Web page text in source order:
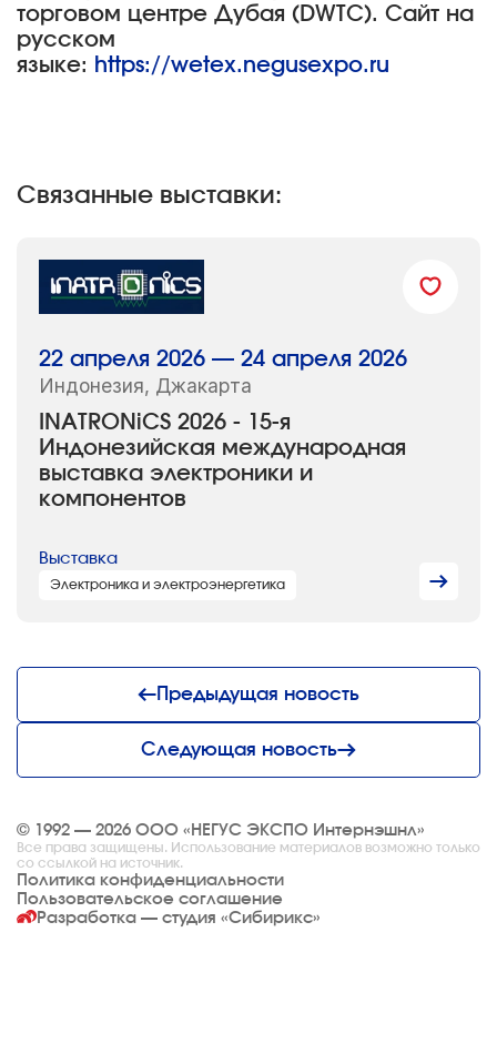
торговом центре Дубая (DWTC). Сайт на
русском
языке: https://wetex.negusexpo.ru
Связанные выставки:
INATRONiCS 2026 - 15-я
Индонезийская международная
выставка электроники и
компонентов
22 апреля 2026 — 24 апреля 2026
Индонезия, Джакарта
Выставка
Электроника и электроэнергетика
Предыдущая новость
Следующая новость
© 1992 — 2026 ООО «НЕГУС ЭКСПО Интернэшнл»
Все права защищены. Использование материалов возможно только
со ссылкой на источник.
Политика конфиденциальности
Пользовательское соглашение
Разработка — студия «Сибирикс»